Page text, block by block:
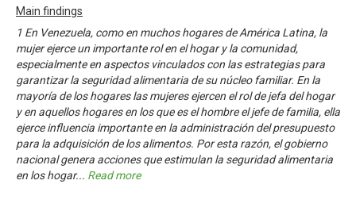
Main findings
1 En Venezuela, como en muchos hogares de América Latina, la
mujer ejerce un importante rol en el hogar y la comunidad,
especialmente en aspectos vinculados con las estrategias para
garantizar la seguridad alimentaria de su núcleo familiar. En la
mayoría de los hogares las mujeres ejercen el rol de jefa del hogar
y en aquellos hogares en los que es el hombre el jefe de familia, ella
ejerce influencia importante en la administración del presupuesto
para la adquisición de los alimentos. Por esta razón, el gobierno
nacional genera acciones que estimulan la seguridad alimentaria
en los hogar... Read more